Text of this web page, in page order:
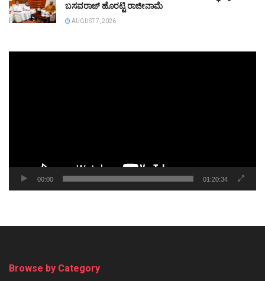
ಬಸವರಾಜ್‌ ಹೊರಟ್ಟಿ ರಾಜೀನಾಮೆ
AUGUST 7, 2026
00:00 01:20:34
Browse by Category